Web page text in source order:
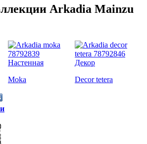
Arkadia Mainzu
Moka Decor tetera